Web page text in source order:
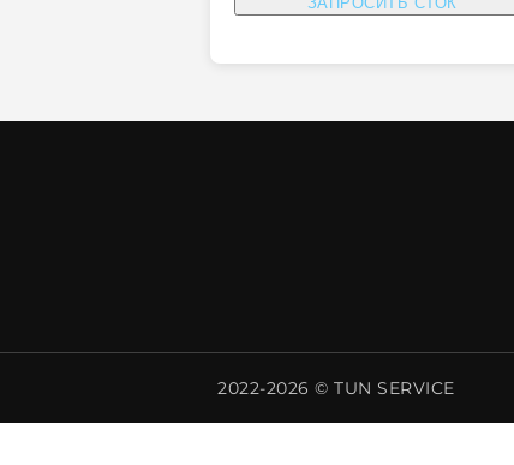
2022-2026 © TUN SERVICE